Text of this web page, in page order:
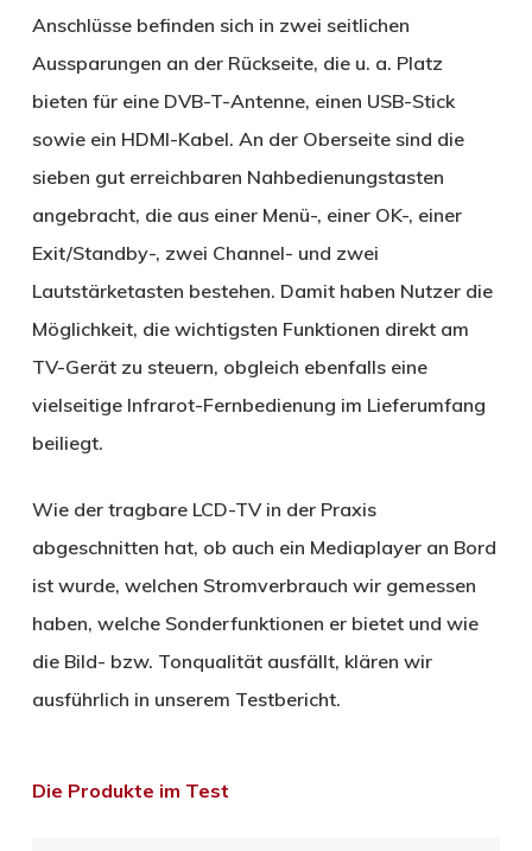
Anschlüsse befinden sich in zwei seitlichen
Aussparungen an der Rückseite, die u. a. Platz
bieten für eine DVB-T-Antenne, einen USB-Stick
sowie ein HDMI-Kabel. An der Oberseite sind die
sieben gut erreichbaren Nahbedienungstasten
angebracht, die aus einer Menü-, einer OK-, einer
Exit/Standby-, zwei Channel- und zwei
Lautstärketasten bestehen. Damit haben Nutzer die
Möglichkeit, die wichtigsten Funktionen direkt am
TV-Gerät zu steuern, obgleich ebenfalls eine
vielseitige Infrarot-Fernbedienung im Lieferumfang
beiliegt.
Wie der tragbare LCD-TV in der Praxis
abgeschnitten hat, ob auch ein Mediaplayer an Bord
ist wurde, welchen Stromverbrauch wir gemessen
haben, welche Sonderfunktionen er bietet und wie
die Bild- bzw. Tonqualität ausfällt, klären wir
ausführlich in unserem Testbericht.
Die Produkte im Test